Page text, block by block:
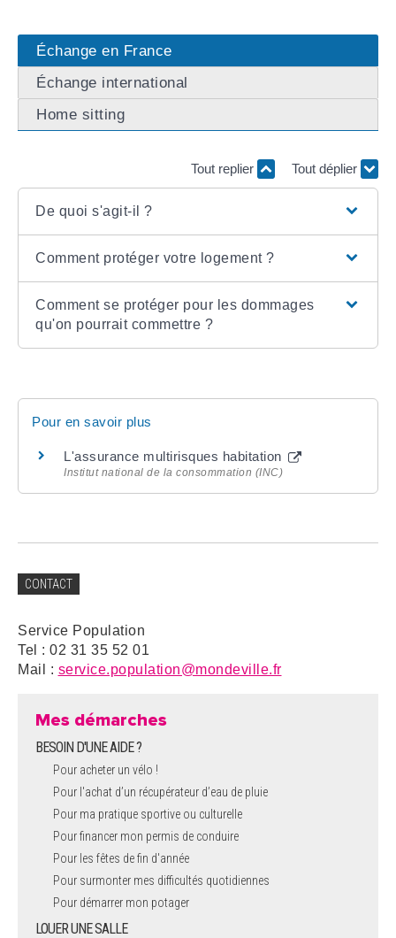
Échange en France
Échange international
Home sitting
Tout replier Tout déplier
De quoi s'agit-il ?
Comment protéger votre logement ?
Comment se protéger pour les dommages
qu'on pourrait commettre ?
Pour en savoir plus
L'assurance multirisques habitation
Institut national de la consommation (INC)
CONTACT
Service Population
Tel : 02 31 35 52 01
Mail : service.population@mondeville.fr
Mes démarches
BESOIN D'UNE AIDE ?
Pour acheter un vélo !
Pour l'achat d’un récupérateur d’eau de pluie
Pour ma pratique sportive ou culturelle
Pour financer mon permis de conduire
Pour les fêtes de fin d'année
Pour surmonter mes difficultés quotidiennes
Pour démarrer mon potager
LOUER UNE SALLE